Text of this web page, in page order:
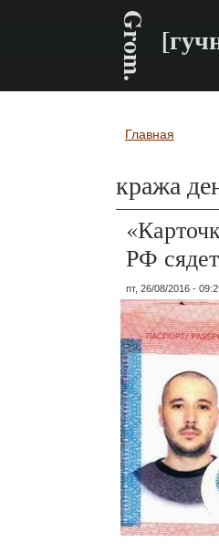
Grom.
Вы здесь
Главная
кража
РФ
пт, 26/08/2016 -